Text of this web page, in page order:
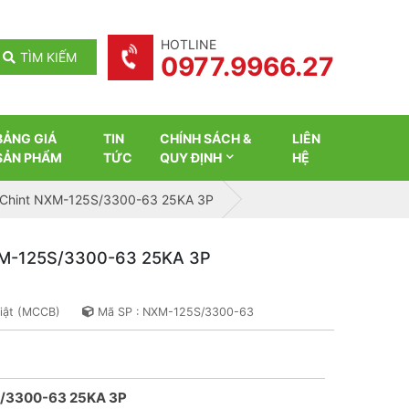
TÌM KIẾM
HOTLINE
0977.9966.27
GIÁ
PHẨM
TIN
TỨC
CHÍNH SÁCH &
QUY ĐỊNH
LIÊN
HỆ
NXM-125S/3300-63 25KA 3P
125S/3300-63 25KA 3P
(MCCB) Mã SP : NXM-125S/3300-63
3300-63 25KA 3P